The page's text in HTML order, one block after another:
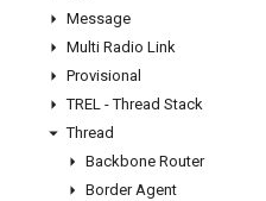
Message
Multi Radio Link
Provisional
TREL - Thread Stack
Thread
Backbone Router
Border Agent